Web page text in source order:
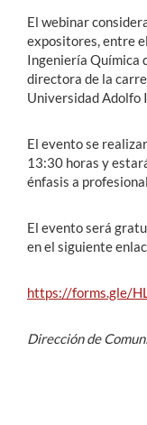
El webinar
expositores, entre
Ingeniería Química
directora de la
Universidad Adolfo
El evento se
13:30 horas y
énfasis a
El evento será
en el siguiente
https://forms.gle/
Dirección de